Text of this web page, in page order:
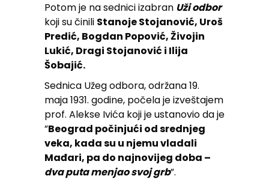
Potom je na sednici izabran Uži odbor
koji su činili Stanoje Stojanović, Uroš
Predić, Bogdan Popović, Živojin
Lukić, Dragi Stojanović i Ilija
Šobajić.
Sednica Užeg odbora, održana 19.
maja 1931. godine, počela je izveštajem
prof. Alekse Ivića koji je ustanovio da je
”Beograd počinjući od srednjeg
veka, kada su u njemu vladali
Mađari, pa do najnovijeg doba –
dva puta menjao svoj grb”.